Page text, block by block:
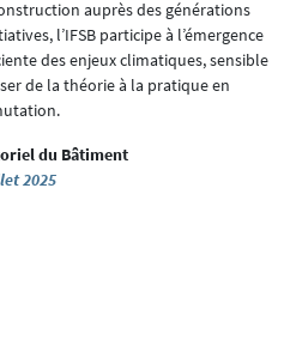
auprès des générations
l’IFSB participe à l’émergence
des enjeux climatiques, sensible
de la théorie à la pratique en
du Bâtiment
2025